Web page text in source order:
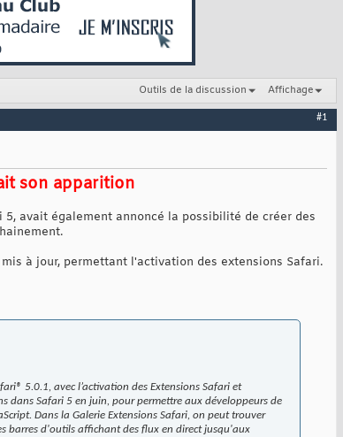
Outils de la discussion Affichage
#1
son apparition
avait également annoncé la possibilité de créer des
à jour, permettant l'activation des extensions Safari.
5.0.1, avec l’activation des Extensions Safari et
dans Safari 5 en juin, pour permettre aux développeurs de
Dans la Galerie Extensions Safari, on peut trouver
barres d'outils affichant des flux en direct jusqu'aux